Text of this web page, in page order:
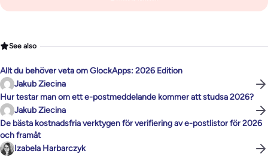
See also
Allt du behöver veta om GlockApps: 2026 Edition
Jakub Ziecina
Hur testar man om ett e-postmeddelande kommer att studsa 2026?
Jakub Ziecina
De bästa kostnadsfria verktygen för verifiering av e-postlistor för 2026
och framåt
Izabela Harbarczyk